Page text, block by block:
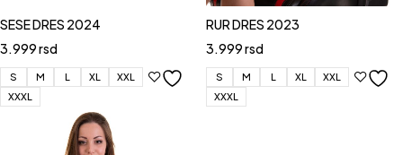
SESE DRES 2024
3.999rsd
S M L XL
XXL
XXXL
RUR DRES 2023
3.999rsd
S M L XL
XXL
XXXL